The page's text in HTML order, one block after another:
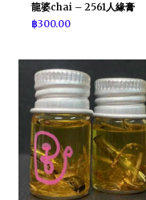
龍婆chai – 2561人緣膏
฿300.00